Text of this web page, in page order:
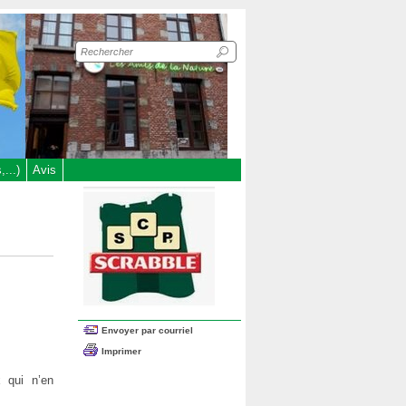
Recherche
sur
le
site
Avis
n’en
Envoyer par courriel
Imprimer